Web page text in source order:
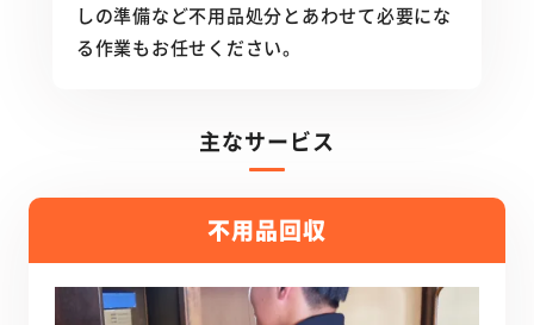
しの準備など不用品処分とあわせて必要にな
る作業もお任せください。
主なサービス
不用品回収